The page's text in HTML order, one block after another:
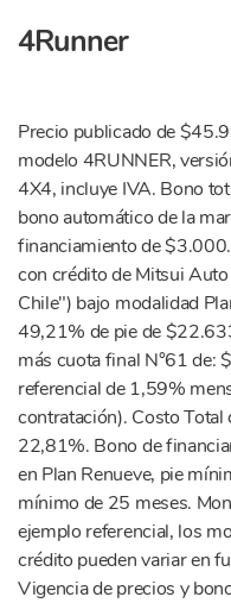
4Runner
Precio publicado de
modelo 4RUNNER,
4X4, incluye IVA. Bono
bono automático de la
financiamiento de
con crédito de Mitsui
Chile") bajo modalidad
49,21% de pie de
más cuota final N°61 de:
referencial de 1,59%
contratación). Costo
22,81%. Bono de
en Plan Renueve, pie
mínimo de 25 meses.
ejemplo referencial, los
crédito pueden variar en
Vigencia de precios y